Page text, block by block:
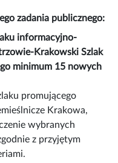
zadania publicznego:
informacyjno-
Krakowski Szlak
minimum 15 nowych
promującego
Krakowa,
wybranych
z przyjętym